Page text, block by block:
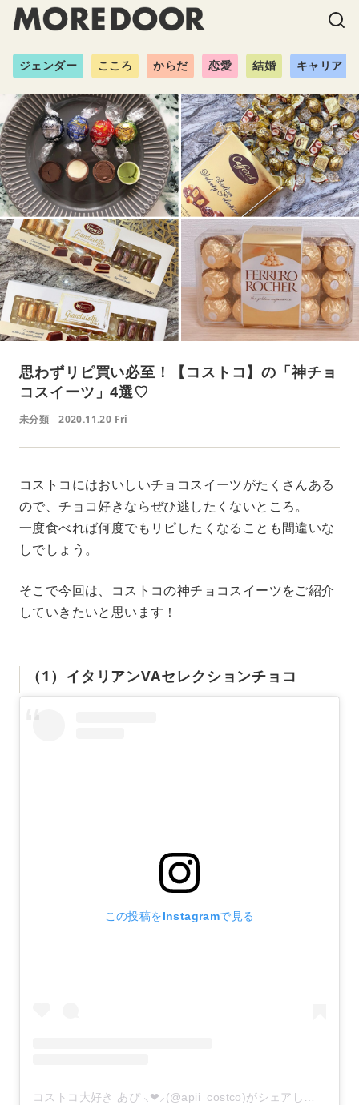
ジェンダー こころ からだ 恋愛 結婚 キャリア
思わずリピ買い必至！【コストコ】の「神チョ
コスイーツ」4選♡
未分類 2020.11.20 Fri
コストコにはおいしいチョコスイーツがたくさんある
ので、チョコ好きならぜひ逃したくないところ。
一度食べれば何度でもリピしたくなることも間違いな
しでしょう。
そこで今回は、コストコの神チョコスイーツをご紹介
していきたいと思います！
（1）イタリアンVAセレクションチョコ
この投稿をInstagramで見る
コストコ大好き あぴ ⸜❤︎⸝‍(@apii_costco)がシェアした投稿